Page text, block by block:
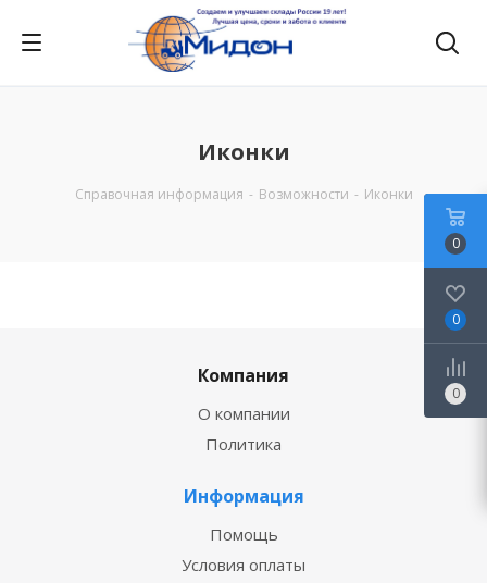
Иконки
Справочная информация - Возможности - Иконки
Компания
О компании
Политика
Информация
Помощь
Условия оплаты
0
0
0